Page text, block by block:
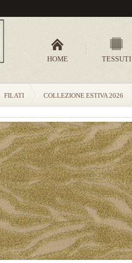
HOME TESSUTI
FILATI COLLEZIONE ESTIVA 2026